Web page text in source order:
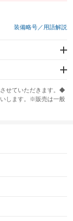
装備略号／用語解説
させていただきます。◆
します。※販売は一般